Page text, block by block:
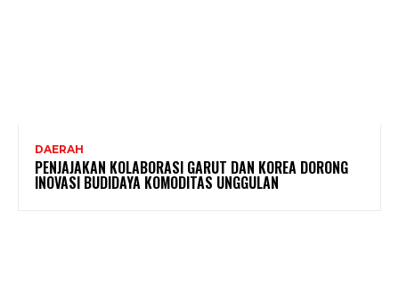
DAERAH
PENJAJAKAN KOLABORASI GARUT DAN KOREA DORONG
INOVASI BUDIDAYA KOMODITAS UNGGULAN